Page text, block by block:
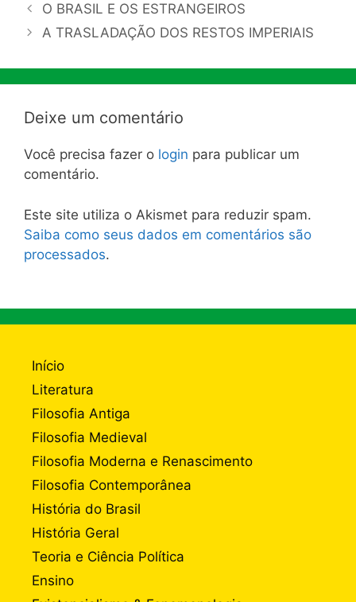
O BRASIL E OS ESTRANGEIROS
A TRASLADAÇÃO DOS RESTOS IMPERIAIS
Deixe um comentário
Você precisa fazer o login para publicar um
comentário.
Este site utiliza o Akismet para reduzir spam.
Saiba como seus dados em comentários são
processados.
Início
Literatura
Filosofia Antiga
Filosofia Medieval
Filosofia Moderna e Renascimento
Filosofia Contemporânea
História do Brasil
História Geral
Teoria e Ciência Política
Ensino